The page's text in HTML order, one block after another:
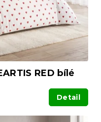
RED bílé
Detail